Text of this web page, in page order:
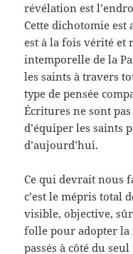
révélation est
Cette dichotomie
est à la fois vérité et
intemporelle de la
les saints à travers
type de pensée
Écritures ne sont
d’équiper les saints
d’aujourd’hui.
Ce qui devrait nous
c’est le mépris total
visible, objective,
folle pour adopter la
passés à côté du